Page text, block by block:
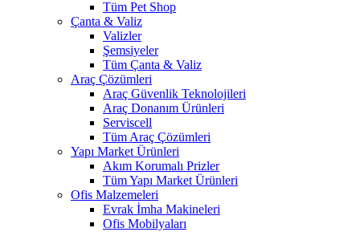
Tüm Pet Shop
Çanta & Valiz
Valizler
Şemsiyeler
Tüm Çanta & Valiz
Araç Çözümleri
Araç Güvenlik Teknolojileri
Araç Donanım Ürünleri
Serviscell
Tüm Araç Çözümleri
Yapı Market Ürünleri
Akım Korumalı Prizler
Tüm Yapı Market Ürünleri
Ofis Malzemeleri
Evrak İmha Makineleri
Ofis Mobilyaları